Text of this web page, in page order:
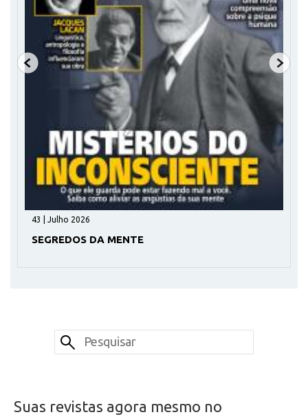
43 | Julho 2026
SEGREDOS DA MENTE
Suas revistas agora mesmo no